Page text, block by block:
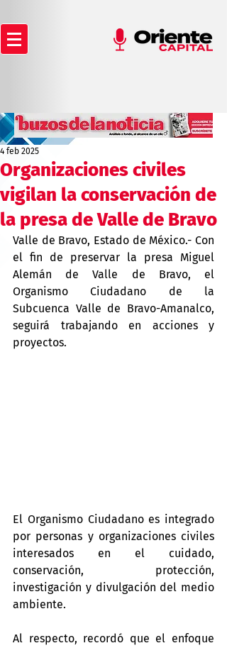
Organizaciones civiles
vigilan la conservación de
la presa de Valle de Bravo
4 feb 2025
Valle de Bravo, Estado de México.- Con
el fin de preservar la presa Miguel
Alemán de Valle de Bravo, el
Organismo Ciudadano de la
Subcuenca Valle de Bravo-Amanalco,
seguirá trabajando en acciones y
proyectos.
El Organismo Ciudadano es integrado
por personas y organizaciones civiles
interesados en el cuidado,
conservación, protección,
investigación y divulgación del medio
ambiente.
Al respecto, recordó que el enfoque